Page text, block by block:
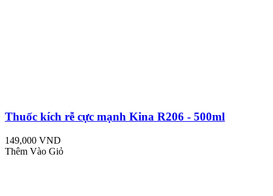
Thuốc kích rễ cực mạnh Kina R206 - 500ml
149,000 VND
Thêm Vào Giỏ